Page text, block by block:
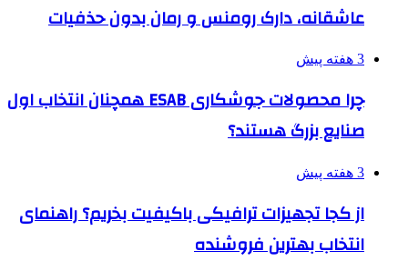
عاشقانه، دارک رومنس و رمان بدون حذفیات
3 هفته پیش
چرا محصولات جوشکاری ESAB همچنان انتخاب اول
صنایع بزرگ هستند؟
3 هفته پیش
از کجا تجهیزات ترافیکی باکیفیت بخریم؟ راهنمای
انتخاب بهترین فروشنده